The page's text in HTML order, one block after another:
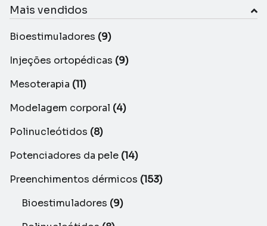
Mais vendidos
Bioestimuladores (9)
Injeções ortopédicas (9)
Mesoterapia (11)
Modelagem corporal (4)
Polinucleótidos (8)
Potenciadores da pele (14)
Preenchimentos dérmicos (153)
Bioestimuladores (9)